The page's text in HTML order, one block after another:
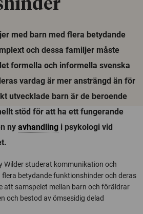
med barn med flera betydande
och dessa familjer måste
formella och informella svenska
vardag är mer ansträngd än för
utvecklade barn är de beroende
stöd för att ha ett fungerande
ny avhandling i psykologi vid
Wilder studerat kommunikation och
flera betydande funktionshinder och deras
att samspelet mellan barn och föräldrar
och bestod av ömsesidig delad